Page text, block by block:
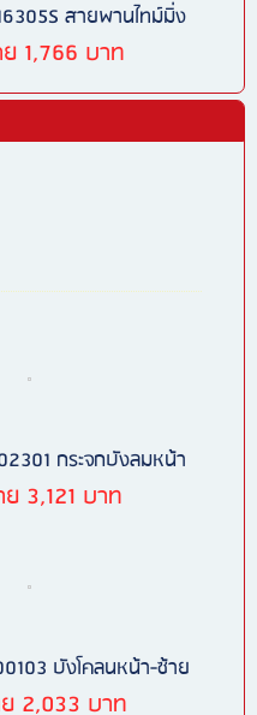
สายพานไทม์มิ่ง
1,766 บาท
กระจกบังลมหน้า
3,121 บาท
บังโคลนหน้า-ซ้าย
2,033 บาท